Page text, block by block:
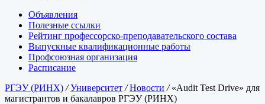
Объявления
Полезные ссылки
Рейтинг профессорско-преподавательского состава
Выпускные квалификационные работы
Профсоюзная организация
Расписание
РГЭУ (РИНХ) /Университет /Новости /«Audit Test Drive» для
магистрантов и бакалавров РГЭУ (РИНХ)